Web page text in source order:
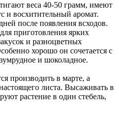
веса 40-50 грамм, имеют
и восхитительный аромат.
после появления всходов.
приготовления ярких
и разноцветных
хорошо он сочетается с
и шоколадное.
производить в марте, а
листа. Высаживать в
растение в один стебель,